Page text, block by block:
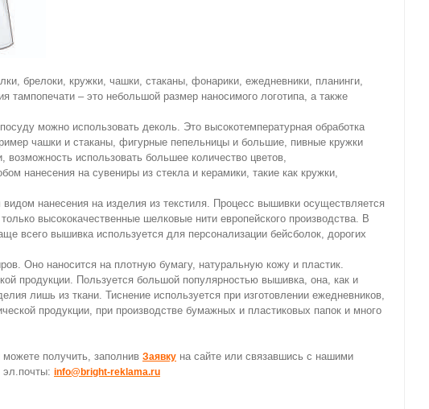
брелоки, кружки, чашки, стаканы, фонарики, ежедневники, планинги,
– это небольшой размер наносимого логотипа, а также
можно использовать деколь. Это высокотемпературная обработка
чашки и стаканы, фигурные пепельницы и большие, пивные кружки
возможность использовать большее количество цветов,
нанесения на сувениры из стекла и керамики, такие как кружки,
нанесения на изделия из текстиля. Процесс вышивки осуществляется
высококачественные шелковые нити европейского производства. В
всего вышивка используется для персонализации бейсболок, дорогих
Оно наносится на плотную бумагу, натуральную кожу и пластик.
продукции. Пользуется большой популярностью вышивка, она, как и
лишь из ткани. Тиснение используется при изготовлении ежедневников,
продукции, при производстве бумажных и пластиковых папок и много
получить, заполнив Заявку на сайте или связавшись с нашими
info@bright-reklama.ru